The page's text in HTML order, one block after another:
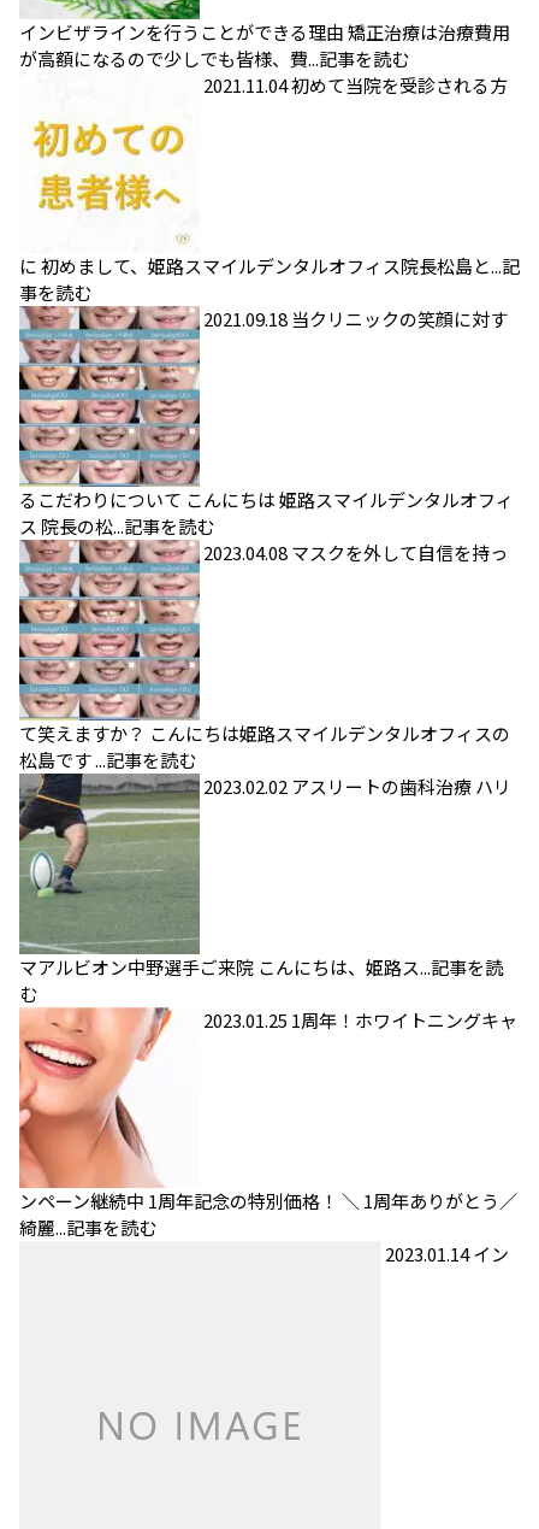
インビザラインを行うことができる理由矯正治療は治療費用
が高額になるので少しでも皆様、費...記事を読む
2021.11.04初めて当院を受診される方
に初めまして、姫路スマイルデンタルオフィス院長松島と...記
事を読む
2021.09.18 当クリニックの笑顔に対す
るこだわりについて こんにちは 姫路スマイルデンタルオフィ
ス 院長の松...記事を読む
2023.04.08マスクを外して自信を持っ
て笑えますか？ こんにちは姫路スマイルデンタルオフィスの
松島です ...記事を読む
2023.02.02 アスリートの歯科治療ハリ
マアルビオン中野選手ご来院 こんにちは、姫路ス...記事を読
む
2023.01.25 1周年！ホワイトニングキャ
ンペーン継続中 1周年記念の特別価格！ ＼ 1周年ありがとう／
綺麗...記事を読む
2023.01.14イン